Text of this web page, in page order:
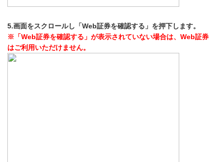
5.画面をスクロールし「Web証券を確認する」を押下します。
※「Web証券を確認する」が表示されていない場合は、Web証券
はご利用いただけません。